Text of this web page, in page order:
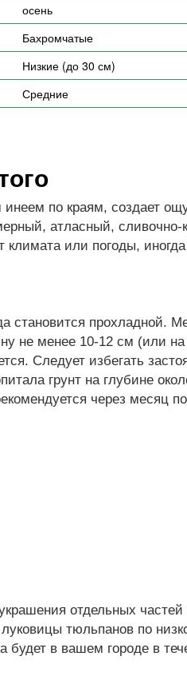
осень
Бахромчатые
Низкие (до 30 см)
Средние
по краям, создает
атласный, сливочно-
или погоды,
становится прохладной.
не менее 10-12 см (или на
Следует избегать
грунт на глубине
через месяц
отдельных частей
тюльпанов по
будет в вашем городе в